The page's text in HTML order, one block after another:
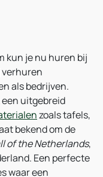
kun je nu huren bij
verhuren
als bedrijven.
uitgebreid
zoals tafels,
bekend om de
of the Netherlands,
Een perfecte
waar een